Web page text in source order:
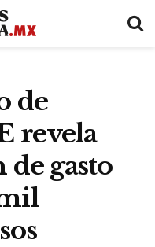
de
revela
gasto